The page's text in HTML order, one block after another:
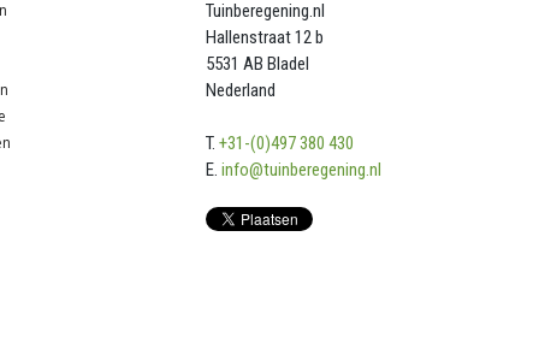
Tuinberegening.nl
Hallenstraat 12 b
5531 AB Bladel
Nederland
T. +31-(0)497 380 430
E. info@tuinberegening.nl